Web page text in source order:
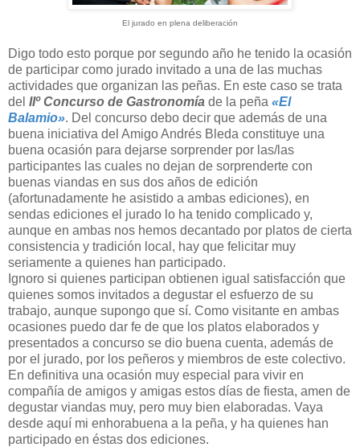
El jurado en plena deliberación
Digo todo esto porque por segundo año he tenido la ocasión
de participar como jurado invitado a una de las muchas
actividades que organizan las peñas. En este caso se trata
del IIº Concurso de Gastronomía de la peña «El
Balamio». Del concurso debo decir que además de una
buena iniciativa del Amigo Andrés Bleda constituye una
buena ocasión para dejarse sorprender por las/las
participantes las cuales no dejan de sorprenderte con
buenas viandas en sus dos años de edición
(afortunadamente he asistido a ambas ediciones), en
sendas ediciones el jurado lo ha tenido complicado y,
aunque en ambas nos hemos decantado por platos de cierta
consistencia y tradición local, hay que felicitar muy
seriamente a quienes han participado.
Ignoro si quienes participan obtienen igual satisfacción que
quienes somos invitados a degustar el esfuerzo de su
trabajo, aunque supongo que sí. Como visitante en ambas
ocasiones puedo dar fe de que los platos elaborados y
presentados a concurso se dio buena cuenta, además de
por el jurado, por los peñeros y miembros de este colectivo.
En definitiva una ocasión muy especial para vivir en
compañía de amigos y amigas estos días de fiesta, amen de
degustar viandas muy, pero muy bien elaboradas. Vaya
desde aquí mi enhorabuena a la peña, y ha quienes han
participado en éstas dos ediciones.